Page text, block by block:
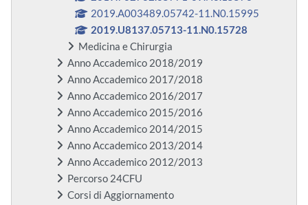
2019.A003489.05742-11.N0.15995
2019.U8137.05713-11.N0.15728
Medicina e Chirurgia
Anno Accademico 2018/2019
Anno Accademico 2017/2018
Anno Accademico 2016/2017
Anno Accademico 2015/2016
Anno Accademico 2014/2015
Anno Accademico 2013/2014
Anno Accademico 2012/2013
Percorso 24CFU
Corsi di Aggiornamento